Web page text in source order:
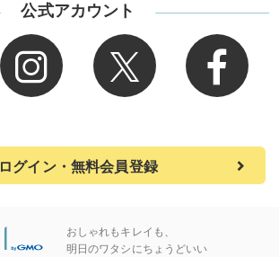
公式アカウント
ログイン・無料会員登録
おしゃれもキレイも、
明日のワタシにちょうどいい